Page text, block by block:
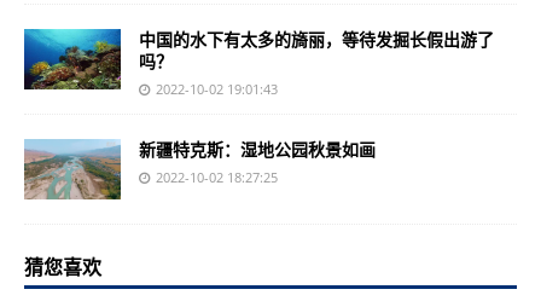
中国的水下有太多的旖丽，等待发掘长假出游了
吗？
2022-10-02 19:01:43
新疆特克斯：湿地公园秋景如画
2022-10-02 18:27:25
猜您喜欢